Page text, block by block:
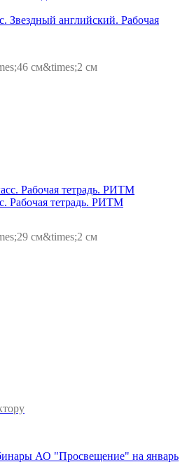
Звездный английский. Рабочая
см&times;2 см
Рабочая тетрадь. РИТМ
см&times;2 см
АО "Просвещение" на январь